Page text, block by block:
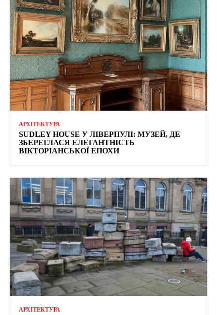
АРХІТЕКТУРА
SUDLEY HOUSE У ЛІВЕРПУЛІ: МУЗЕЙ, ДЕ
ЗБЕРЕГЛАСЯ ЕЛЕГАНТНІСТЬ
ВІКТОРІАНСЬКОЇ ЕПОХИ
АРХІТЕКТУРА